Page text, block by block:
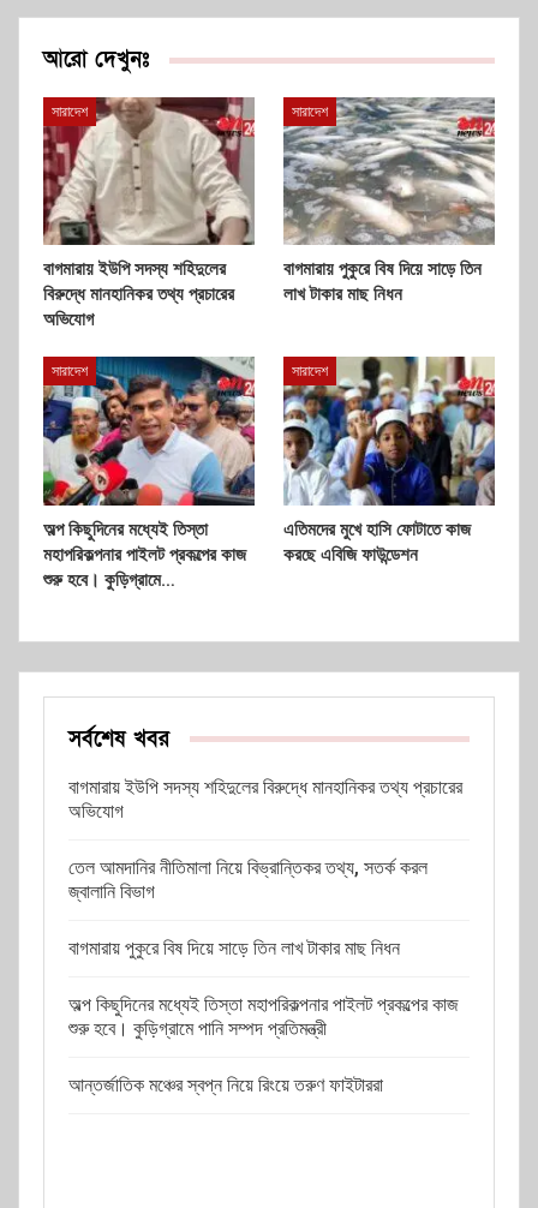
আরো দেখুনঃ
সারাদেশ
বাগমারায় ইউপি সদস্য শহিদুলের
বিরুদ্ধে মানহানিকর তথ্য প্রচারের
অভিযোগ
সারাদেশ
বাগমারায় পুকুরে বিষ দিয়ে সাড়ে তিন
লাখ টাকার মাছ নিধন
সারাদেশ
অল্প কিছুদিনের মধ্যেই তিস্তা
মহাপরিকল্পনার পাইলট প্রকল্পের কাজ
শুরু হবে। কুড়িগ্রামে…
সারাদেশ
এতিমদের মুখে হাসি ফোটাতে কাজ
করছে এবিজি ফাউন্ডেশন
সর্বশেষ খবর
বাগমারায় ইউপি সদস্য শহিদুলের বিরুদ্ধে মানহানিকর তথ্য প্রচারের
অভিযোগ
তেল আমদানির নীতিমালা নিয়ে বিভ্রান্তিকর তথ্য, সতর্ক করল
জ্বালানি বিভাগ
বাগমারায় পুকুরে বিষ দিয়ে সাড়ে তিন লাখ টাকার মাছ নিধন
অল্প কিছুদিনের মধ্যেই তিস্তা মহাপরিকল্পনার পাইলট প্রকল্পের কাজ
শুরু হবে। কুড়িগ্রামে পানি সম্পদ প্রতিমন্ত্রী
আন্তর্জাতিক মঞ্চের স্বপ্ন নিয়ে রিংয়ে তরুণ ফাইটাররা